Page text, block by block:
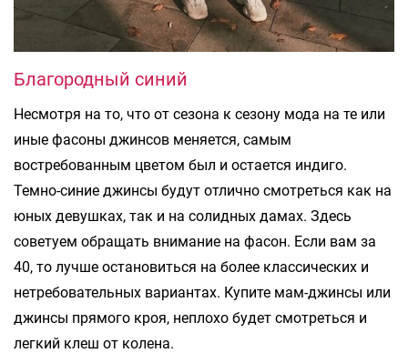
Благородный синий
Несмотря на то, что от сезона к сезону мода на те или
иные фасоны джинсов меняется, самым
востребованным цветом был и остается индиго.
Темно-синие джинсы будут отлично смотреться как на
юных девушках, так и на солидных дамах. Здесь
советуем обращать внимание на фасон. Если вам за
40, то лучше остановиться на более классических и
нетребовательных вариантах. Купите мам-джинсы или
джинсы прямого кроя, неплохо будет смотреться и
легкий клеш от колена.